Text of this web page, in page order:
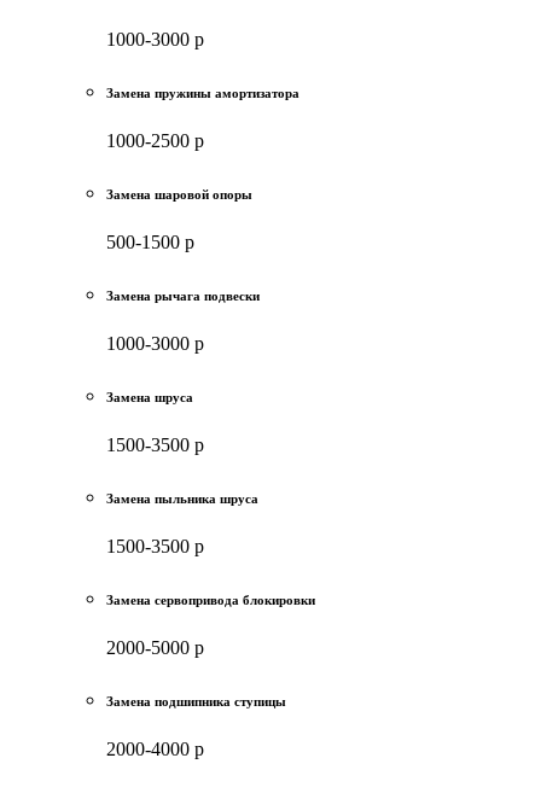
1000-3000 р
Замена пружины амортизатора
1000-2500 р
Замена шаровой опоры
500-1500 р
Замена рычага подвески
1000-3000 р
Замена шруса
1500-3500 р
Замена пыльника шруса
1500-3500 р
Замена сервопривода блокировки
2000-5000 р
Замена подшипника ступицы
2000-4000 р